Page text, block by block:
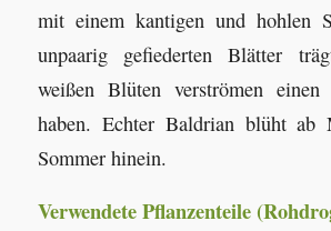
mit einem kantigen und hohlen
unpaarig gefiederten Blätter
weißen Blüten verströmen
haben. Echter Baldrian blüht
Sommer hinein.
Verwendete Pflanzenteile